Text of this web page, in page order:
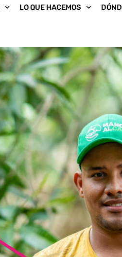
LO QUE HACEMOS